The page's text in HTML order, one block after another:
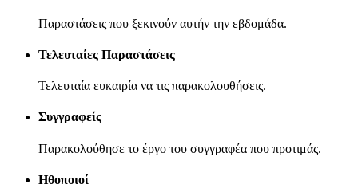
Παραστάσεις που ξεκινούν αυτήν την εβδομάδα.
Τελευταίες Παραστάσεις
Τελευταία ευκαιρία να τις παρακολουθήσεις.
Συγγραφείς
Παρακολούθησε το έργο του συγγραφέα που προτιμάς.
Ηθοποιοί